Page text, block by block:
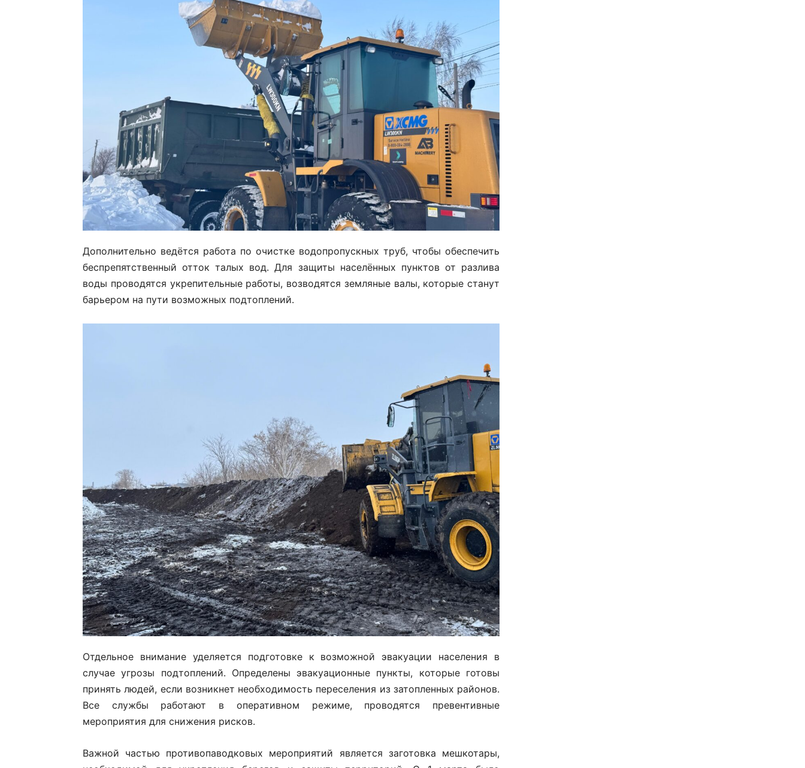
Дополнительно ведётся работа по очистке водопропускных труб, чтобы обеспечить
беспрепятственный отток талых вод. Для защиты населённых пунктов от разлива
воды проводятся укрепительные работы, возводятся земляные валы, которые станут
барьером на пути возможных подтоплений.
Отдельное внимание уделяется подготовке к возможной эвакуации населения в
случае угрозы подтоплений. Определены эвакуационные пункты, которые готовы
принять людей, если возникнет необходимость переселения из затопленных районов.
Все службы работают в оперативном режиме, проводятся превентивные
мероприятия для снижения рисков.
Важной частью противопаводковых мероприятий является заготовка мешкотары,